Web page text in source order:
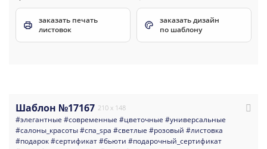
заказать печать
листовок
заказать дизайн
по шаблону
Шаблон №17167 210 x 148
#элегантные #современные #цветочные #универсальные
#салоны_красоты#спа_spa #светлые #розовый #листовка
#подарок#сертификат#бьюти #подарочный_сертификат